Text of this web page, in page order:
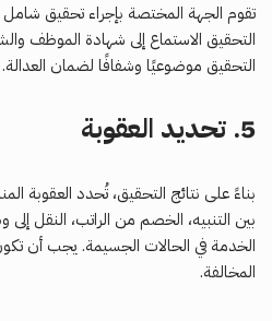
تقوم الجهة المختصة بإجراء تحقيق
التحقيق الاستماع إلى شهادة الموظف
التحقيق موضوعيًا وشفافًا لضمان العدالة.
5. تحديد العقوبة
بناءً على نتائج التحقيق، تُحدد العقوبة
بين التنبيه، الخصم من الراتب، النقل
الخدمة في الحالات الجسيمة. يجب أن
المخالفة.